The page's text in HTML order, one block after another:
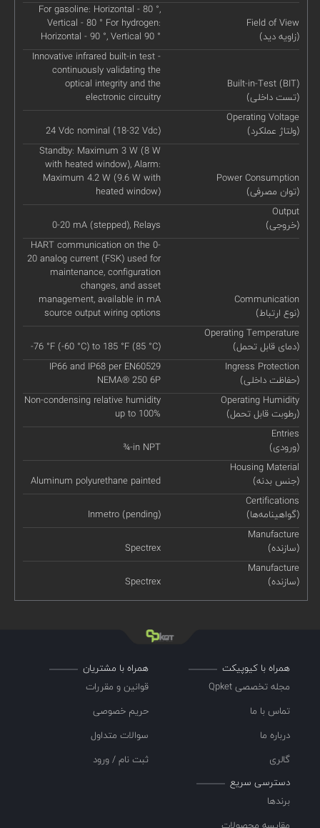
Field of View
(زاویه دید)
For gasoline: Horizontal - 80 °,
Vertical - 80 ° For hydrogen:
Horizontal - 90 °, Vertical 90 °
Built-in-Test (BIT)
(تست داخلی)
Innovative infrared built-in test -
continuously validating the
optical integrity and the
electronic circuitry
Operating Voltage
(ولتاژ عملکرد)
24 Vdc nominal (18-32 Vdc)
Power Consumption
(توان مصرفی)
Standby: Maximum 3 W (8 W
with heated window), Alarm:
Maximum 4.2 W (9.6 W with
heated window)
Output
(خروجی)
0-20 mA (stepped), Relays
Communication
(نوع ارتباط)
HART communication on the 0-
20 analog current (FSK) used for
maintenance, configuration
changes, and asset
management, available in mA
source output wiring options
Operating Temperature
(دمای قابل تحمل)
-76 °F (-60 °C) to 185 °F (85 °C)
Ingress Protection
(حفاظت داخلی)
IP66 and IP68 per EN60529
NEMA® 250 6P
Operating Humidity
(رطوبت قابل تحمل)
Non-condensing relative humidity
up to 100%
Entries
(ورودی)
¾-in NPT
Housing Material
(جنس بدنه)
Aluminum polyurethane painted
Certifications
(گواهینامه‌ها)
Inmetro (pending)
Manufacture
(سازنده)
Spectrex
Manufacture
(سازنده)
Spectrex
همراه با کیوپیکت
مجله تخصصی Qpket
تماس با ما
درباره ما
گالری
همراه با مشتریان
قوانین و مقررات
حریم خصوصی
سوالات متداول
ثبت نام / ورود
دسترسی سریع
برندها